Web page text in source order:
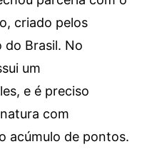
criado pelos
do Brasil. No
um
e é preciso
com
acúmulo de pontos.